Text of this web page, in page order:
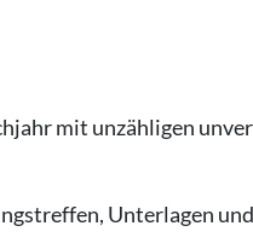
mit unzähligen
Unterlagen